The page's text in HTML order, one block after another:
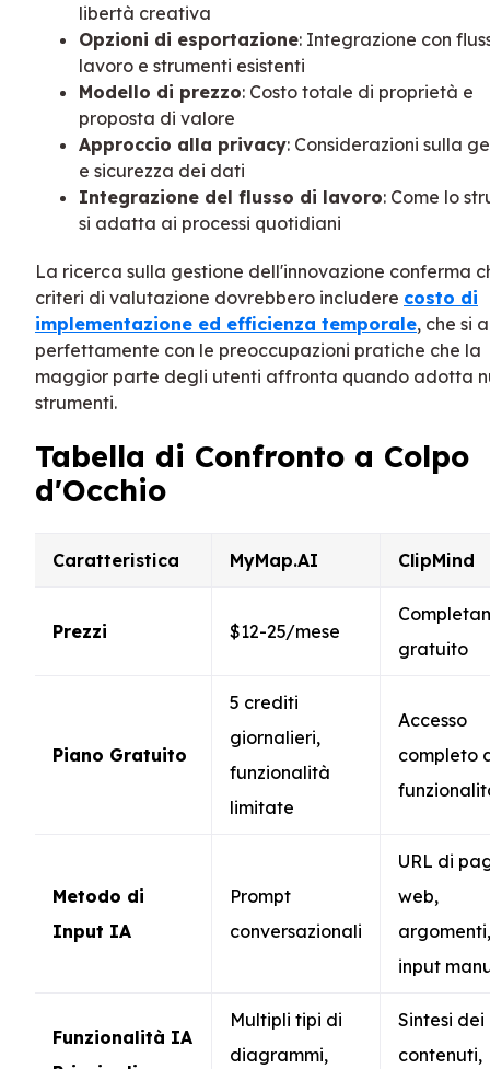
libertà creativa
Opzioni di esportazione: Integrazione con
lavoro e strumenti esistenti
Modello di prezzo: Costo totale di proprietà e
proposta di valore
Approccio alla privacy: Considerazioni sulla
e sicurezza dei dati
Integrazione del flusso di lavoro: Come lo
si adatta ai processi quotidiani
La ricerca sulla gestione dell'innovazione conferma
criteri di valutazione dovrebbero includere costo di
implementazione ed efficienza temporale, che si
perfettamente con le preoccupazioni pratiche che la
maggior parte degli utenti affronta quando adotta
strumenti.
Tabella di Confronto a Colpo
d'Occhio
Caratteristica MyMap.AI ClipMind
Prezzi $12-25/mese
gratuito
Piano Gratuito
5 crediti
giornalieri,
funzionalità
limitate
Accesso
completo
Metodo di
Input IA
Prompt
conversazionali
URL di
web,
argomenti,
input
Funzionalità IA
Multipli tipi di
diagrammi,
Sintesi dei
contenuti,